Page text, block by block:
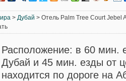
> Дубай > Отель Palm Tree Court Jebel
Расположение: в 60 мин.
Дубай и 45 мин. езды от
находится по дороге на